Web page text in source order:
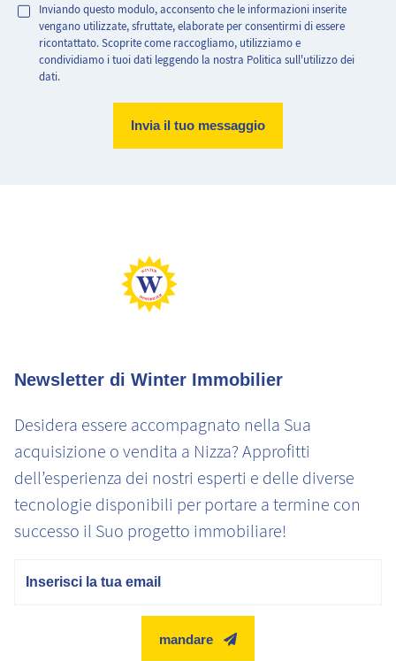
Inviando questo modulo, acconsento che le informazioni inserite
vengano utilizzate, sfruttate, elaborate per consentirmi di essere
ricontattato. Scoprite come raccogliamo, utilizziamo e
condividiamo i tuoi dati leggendo la nostra Politica sull'utilizzo dei
dati.
Emissioni di CO2 molto elevate
Newsletter di Winter Immobilier
Desidera essere accompagnato nella Sua
acquisizione o vendita a Nizza? Approfitti
dell’esperienza dei nostri esperti e delle diverse
tecnologie disponibili per portare a termine con
successo il Suo progetto immobiliare!
mandare